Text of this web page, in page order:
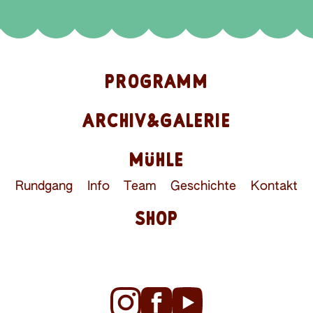
PROGRAMM
ARCHIV&GALERIE
MÜHLE
Rundgang Info Team Geschichte Kontakt
SHOP